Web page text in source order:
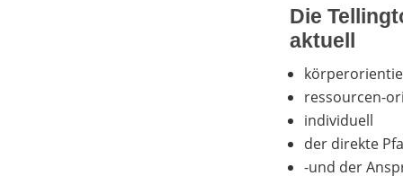
Die
aktuell
res­sour­cen-
indi­vi­du­ell
der direk­te
-und der